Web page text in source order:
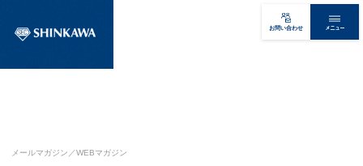
お問い合わせ メニュー
メールマガジン／WEBマガジン